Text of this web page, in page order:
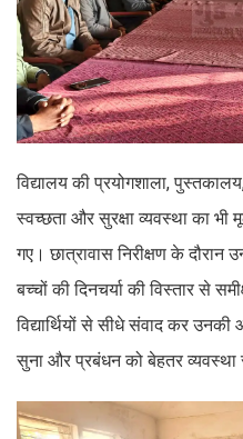
विद्यालय की प्रयोगशाला,
स्वच्छता और सुरक्षा व्यवस्था का भी
गए। छात्रावास निरीक्षण के दौरान
बच्चों की दिनचर्या की विस्तार से
विद्यार्थियों से सीधे संवाद कर
सुना और प्रबंधन को बेहतर व्यवस्था